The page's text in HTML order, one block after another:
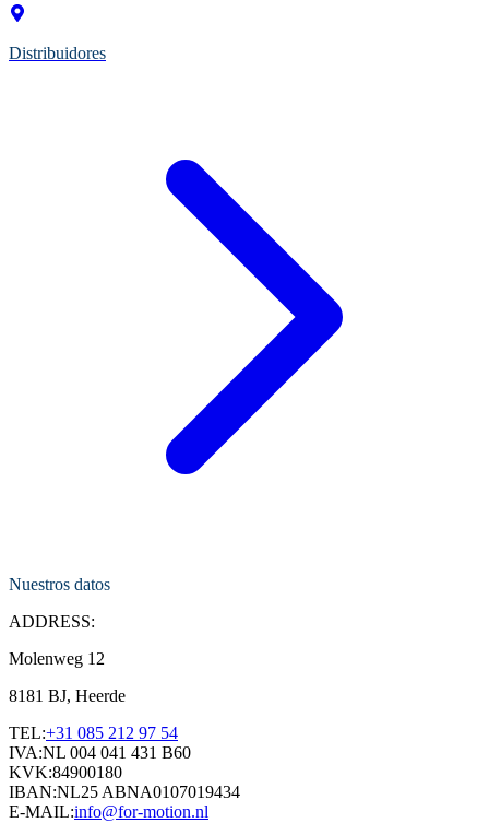
Distribuidores
Nuestros datos
ADDRESS:
Molenweg 12
8181 BJ, Heerde
TEL:+31 085 212 97 54
IVA:NL 004 041 431 B60
KVK:84900180
IBAN:NL25 ABNA0107019434
E-MAIL:info@for-motion.nl